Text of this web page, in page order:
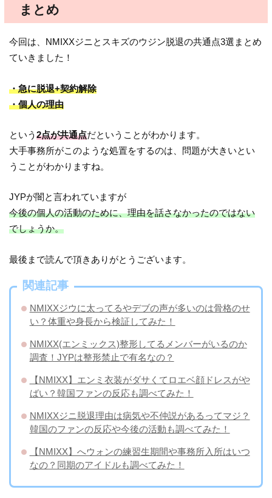
まとめ
今回は、NMIXXジニとスキズのウジン脱退の共通点3選まとめ
ていきました！
・急に脱退+契約解除
・個人の理由
という2点が共通点だということがわかります。
大手事務所がこのような処置をするのは、問題が大きいとい
うことがわかりますね。
JYPが闇と言われていますが
今後の個人の活動のために、理由を話さなかったのではない
でしょうか。
最後まで読んで頂きありがとうございます。
関連記事
NMIXXジウに太ってるやデブの声が多いのは骨格のせ
い？体重や身長から検証してみた！
NMIXX(エンミックス)整形してるメンバーがいるのか
調査！JYPは整形禁止で有名なの？
【NMIXX】エンミ衣装がダサくてロエベ顔ドレスがや
ばい？韓国ファンの反応も調べてみた！
NMIXXジニ脱退理由は病気や不仲説があるってマジ？
韓国のファンの反応や今後の活動も調べてみた！
【NMIXX】へウォンの練習生期間や事務所入所はいつ
なの？同期のアイドルも調べてみた！